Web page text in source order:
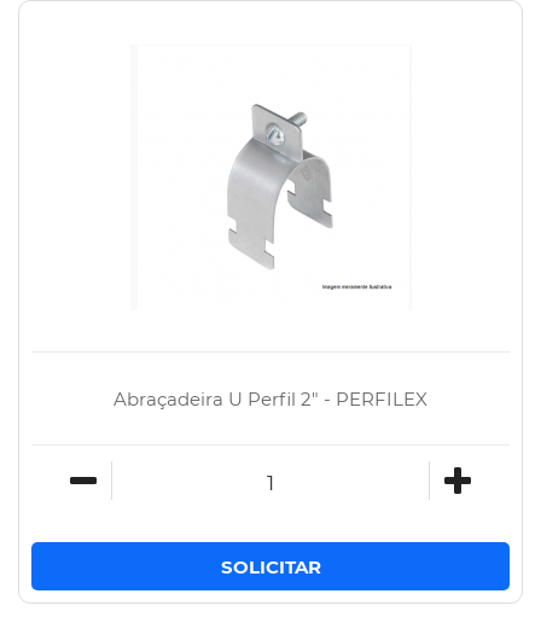
Abraçadeira U Perfil 2" - PERFILEX